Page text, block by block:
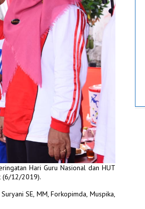
Hari Guru Nasional dan HUT
(6/12/2019).
SE, MM, Forkopimda, Muspika,